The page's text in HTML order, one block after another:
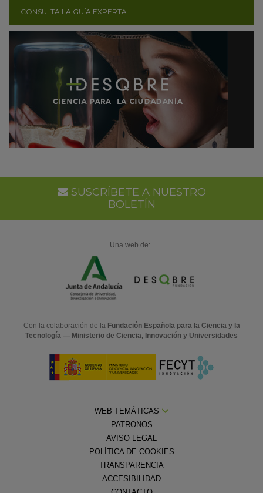
CONSULTA LA GUÍA EXPERTA
SUSCRÍBETE A NUESTRO
BOLETÍN
Una web de:
Con la colaboración de la Fundación Española para la Ciencia y la
Tecnología — Ministerio de Ciencia, Innovación y Universidades
WEB TEMÁTICAS
PATRONOS
AVISO LEGAL
POLÍTICA DE COOKIES
TRANSPARENCIA
ACCESIBILIDAD